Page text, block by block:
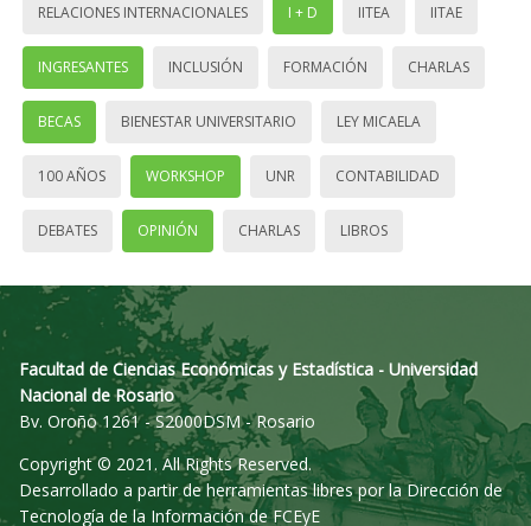
RELACIONES INTERNACIONALES I + D IITEA IITAE
INGRESANTES INCLUSIÓN FORMACIÓN CHARLAS
BECAS BIENESTAR UNIVERSITARIO LEY MICAELA
100 AÑOS WORKSHOP UNR CONTABILIDAD
DEBATES OPINIÓN CHARLAS LIBROS
Facultad de Ciencias Económicas y Estadística - Universidad
Nacional de Rosario
Bv. Oroño 1261 - S2000DSM - Rosario
Copyright © 2021. All Rights Reserved.
Desarrollado a partir de herramientas libres por la Dirección de
Tecnología de la Información de FCEyE